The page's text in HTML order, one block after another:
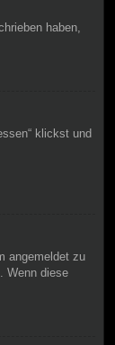
haben,
klickst und
angemeldet zu
Wenn diese